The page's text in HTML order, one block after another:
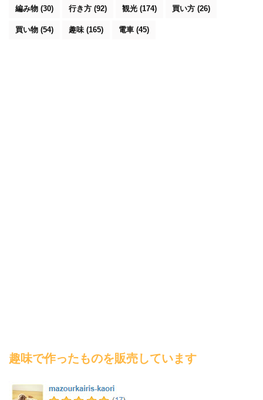
編み物 (30) 行き方 (92) 観光 (174) 買い方 (26)
買い物 (54) 趣味 (165) 電車 (45)
趣味で作ったものを販売しています